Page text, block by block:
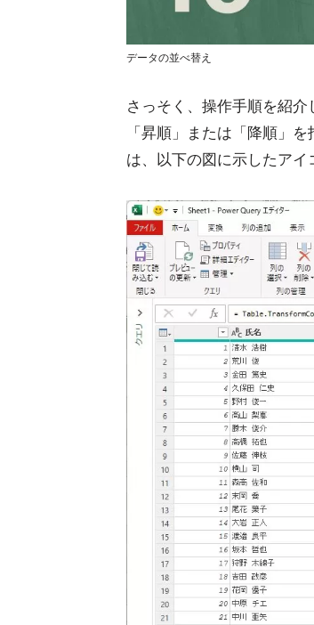
データの並べ替え
さっそく、操作手順を紹
「昇順」または「降順」
は、以下の図に示したアイ